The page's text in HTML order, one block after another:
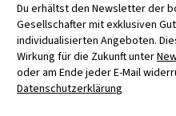
Du erhältst den Newsletter der
Gesellschafter mit exklusiven
individualisierten Angeboten.
Wirkung für die Zukunft unter
oder am Ende jeder E-Mail
Datenschutzerklärung